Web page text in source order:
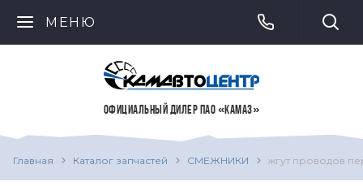
МЕНЮ
ОФИЦИАЛЬНЫЙ ДИЛЕР ПАО «КАМАЗ»
Главная Каталог запчастей СМЕЖНИКИ жгут проводов